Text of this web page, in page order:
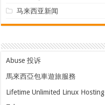
马来西亚新闻
Abuse 投诉
馬來西亞包車遊旅服務
Lifetime Unlimited Linux Hosting